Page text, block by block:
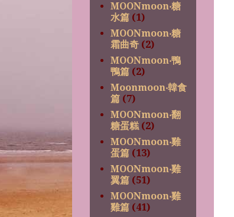
MOONmoon‧糖
水篇 (1)
MOONmoon‧糖
霜曲奇 (2)
MOONmoon‧鴨
鴨篇 (2)
Moonmoon‧韓食
篇 (7)
MOONmoon‧翻
糖蛋糕 (2)
MOONmoon‧雞
蛋篇 (13)
MOONmoon‧雞
翼篇 (51)
MOONmoon‧雞
雞篇 (41)